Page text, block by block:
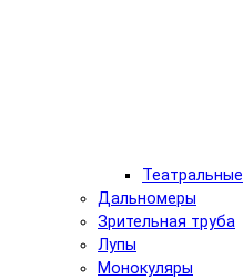
Театральные
Дальномеры
Зрительная труба
Лупы
Монокуляры